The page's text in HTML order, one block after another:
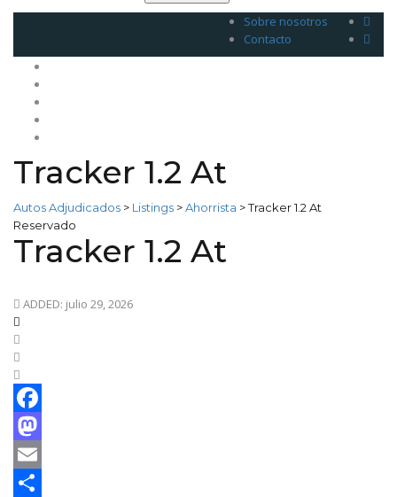
Sobre nosotros
Contacto
Tracker 1.2 At
Autos Adjudicados > Listings >Ahorrista >Tracker 1.2 At
Reservado
Tracker 1.2 At
ADDED: julio 29, 2026
Facebook
Mastodon
Email